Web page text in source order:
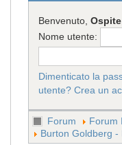
Benvenuto,Ospite
Nome utente:
Dimenticato la
utente? Crea un
Forum Forum
Burton Goldberg -